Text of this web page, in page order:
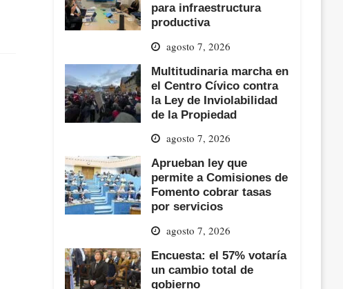
para infraestructura
productiva
agosto 7, 2026
Multitudinaria marcha en
el Centro Cívico contra
la Ley de Inviolabilidad
de la Propiedad
agosto 7, 2026
Aprueban ley que
permite a Comisiones de
Fomento cobrar tasas
por servicios
agosto 7, 2026
Encuesta: el 57% votaría
un cambio total de
gobierno